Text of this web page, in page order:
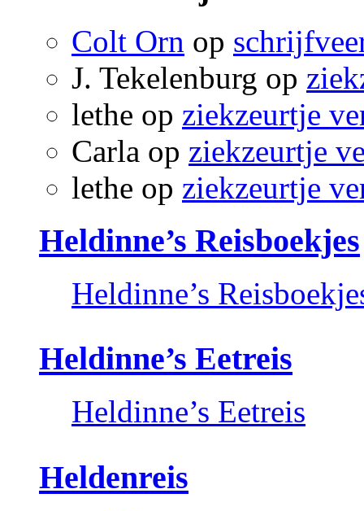
Colt Orn op
J. Tekelenburg op
lethe op ziekzeurtje
Carla op ziekzeurtje
lethe op ziekzeurtje
Heldinne’s Reisboekjes
Heldinne’s
Heldinne’s Eetreis
Heldinne’s Eetreis
Heldenreis